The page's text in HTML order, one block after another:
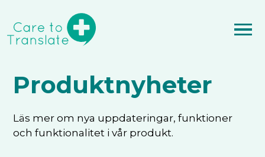
Produktnyheter
Läs mer om nya uppdateringar, funktioner
och funktionalitet i vår produkt.